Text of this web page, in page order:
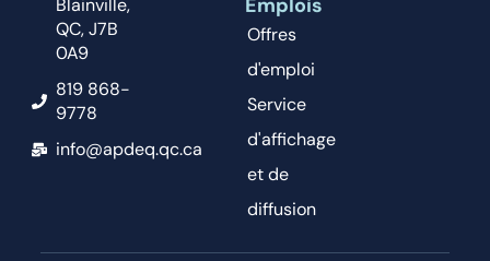
Blainville,
QC, J7B
0A9
819 868-
9778
info@apdeq.qc.ca
Emplois
Offres
d'emploi
Service
d'affichage
et de
diffusion